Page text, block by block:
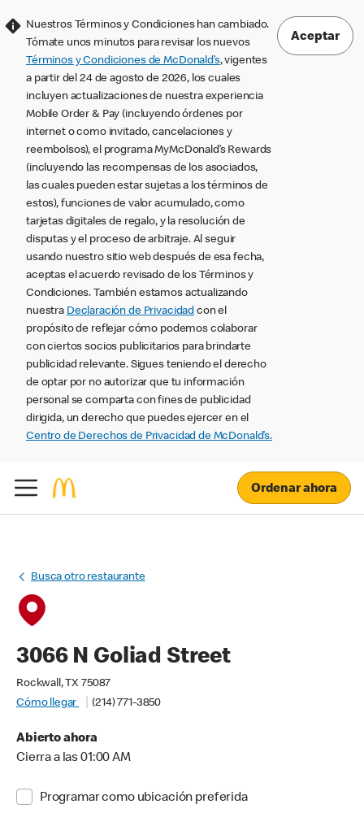
Nuestros Términos y Condiciones han cambiado.
Tómate unos minutos para revisar los nuevos
Términos y Condiciones de McDonald’s, vigentes
a partir del 24 de agosto de 2026, los cuales
incluyen actualizaciones de nuestra experiencia
Mobile Order & Pay (incluyendo órdenes por
internet o como invitado, cancelaciones y
reembolsos), el programa MyMcDonald’s Rewards
(incluyendo las recompensas de los asociados,
las cuales pueden estar sujetas a los términos de
estos), funciones de valor acumulado, como
tarjetas digitales de regalo, y la resolución de
disputas y el proceso de arbitraje. Al seguir
usando nuestro sitio web después de esa fecha,
aceptas el acuerdo revisado de los Términos y
Condiciones. También estamos actualizando
nuestra Declaración de Privacidad con el
propósito de reflejar cómo podemos colaborar
con ciertos socios publicitarios para brindarte
publicidad relevante. Sigues teniendo el derecho
de optar por no autorizar que tu información
personal se comparta con fines de publicidad
dirigida, un derecho que puedes ejercer en el
Centro de Derechos de Privacidad de McDonald’s.
Aceptar
Ordenar ahora
Busca otro restaurante
3066 N Goliad Street
Rockwall, TX 75087
Cómo llegar
(214) 771-3850
Abierto ahora
Cierra a las 01:00 AM
Programar como ubicación preferida